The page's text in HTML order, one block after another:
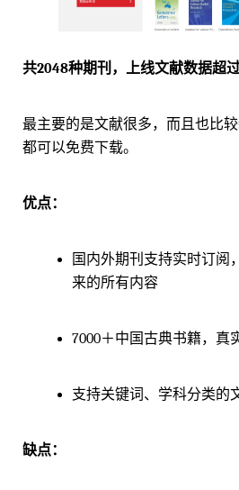
共2048种期刊，上线文献数据超
最主要的是文献很多，而且也比
都可以免费下载。
优点：
国内外期刊支持实时订阅
来的所有内容
7000＋中国古典书籍，真
支持关键词、学科分类的
缺点：